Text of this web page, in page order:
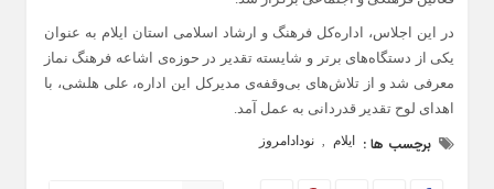
در این اجلاس، اداره‌کل فرهنگ و ارشاد اسلامی استان ایلام به عنوان
یکی از دستگاه‌های برتر و شایسته تقدیر در حوزه‌ی اشاعه فرهنگ نماز
معرفی شد و از تلاش‌های بی‌وقفه‌ی مدیرکل این اداره، علی هلشی، با
اهدای لوح تقدیر قدردانی به عمل آمد.
برچسب ها : ایلام , نودادامروز